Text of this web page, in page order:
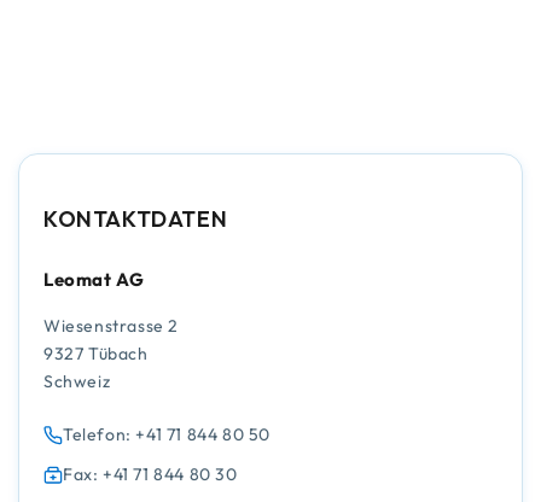
KONTAKTDATEN
Leomat AG
Wiesenstrasse 2
9327 Tübach
Schweiz
Telefon: +41 71 844 80 50
Fax: +41 71 844 80 30